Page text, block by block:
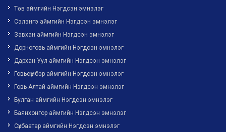
Төв аймгийн Нэгдсэн эмнэлэг
Сэлэнгэ аймгийн Нэгдсэн эмнэлэг
Завхан аймгийн Нэгдсэн эмнэлэг
Дорноговь аймгийн Нэгдсэн эмнэлэг
Дархан-Уул аймгийн Нэгдсэн эмнэлэг
Говьсүмбэр аймгийн Нэгдсэн эмнэлэг
Говь-Алтай аймгийн Нэгдсэн эмнэлэг
Булган аймгийн Нэгдсэн эмнэлэг
Баянхонгор аймгийн Нэгдсэн эмнэлэг
Сүхбаатар аймгийн Нэгдсэн эмнэлэг